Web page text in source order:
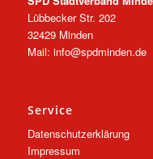
Lübbecker Str. 202
32429 Minden
Mail: info@spdminden.de
Service
Datenschutzerklärung
Impressum